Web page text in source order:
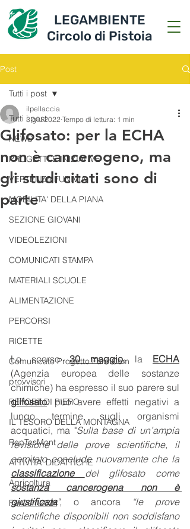
LEGAMBIENTE
Circolo di Pistoia
Post
Tutti i post
NEWS
PROGETTI E INIZIATIVE
VERTENZA FUNIVIA
MOBILITA' DELLA PIANA
SEZIONE GIOVANI
VIDEOLEZIONI
COMUNICATI STAMPA
MATERIALI SCUOLE
ALIMENTAZIONE
PERCORSI
RICETTE
Comunicato Progetto FarmCom
provvisori
REPORT DI PIERO
IL TESORO DELLA MONTAGNA
RepTesMont
ATTIVITA' DIDATTICHE
Agricoltura
FarCom2024
Tutti i post
Glifosato: per la ECHA
non è cancerogeno, ma
gli studi citati sono di
parte
ilpellaccia
3 giu 2022 Tempo di lettura: 1 min
Lo scorso 30 maggio, la ECHA
(Agenzia europea delle sostanze
glifosato: può avere effetti negativi a
lungo termine sugli organismi
acquatici, ma "Sulla base di un’ampia
revisione delle prove scientifiche, il
classificazione
del glifosato come
sostanza cancerogena non è
giustificata", o ancora “le prove
scientifiche disponibili non soddisfano